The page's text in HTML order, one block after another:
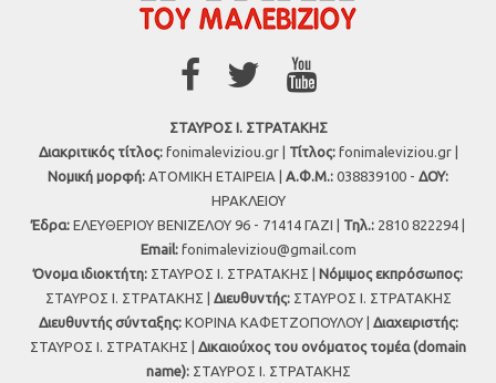
ΣΤΑΥΡΟΣ Ι. ΣΤΡΑΤΑΚΗΣ
Διακριτικός τίτλος:fonimaleviziou.gr | Τίτλος:fonimaleviziou.gr |
Νομική μορφή: ΑΤΟΜΙΚΗ ΕΤΑΙΡΕΙΑ | Α.Φ.Μ.: 038839100 - ΔΟΥ:
ΗΡΑΚΛΕΙΟΥ
Έδρα: ΕΛΕΥΘΕΡΙΟΥ ΒΕΝΙΖΕΛΟΥ 96 - 71414 ΓΑΖΙ | Τηλ.: 2810 822294 |
Εmail: fonimaleviziou@gmail.com
Όνομα ιδιοκτήτη: ΣΤΑΥΡΟΣ Ι. ΣΤΡΑΤΑΚΗΣ | Νόμιμος εκπρόσωπος:
ΣΤΑΥΡΟΣ Ι. ΣΤΡΑΤΑΚΗΣ | Διευθυντής:ΣΤΑΥΡΟΣ Ι. ΣΤΡΑΤΑΚΗΣ
Διευθυντής σύνταξης:ΚΟΡΙΝΑ ΚΑΦΕΤΖΟΠΟΥΛΟΥ | Διαχειριστής:
ΣΤΑΥΡΟΣ Ι. ΣΤΡΑΤΑΚΗΣ | Δικαιούχος του ονόματος τομέα (domain
name):ΣΤΑΥΡΟΣ Ι. ΣΤΡΑΤΑΚΗΣ